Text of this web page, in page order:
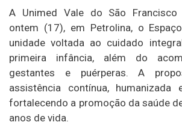
A Unimed Vale do São Francisco
ontem (17), em Petrolina, o
unidade voltada ao cuidado
primeira infância, além do
gestantes e puérperas. A
assistência contínua, humanizada
fortalecendo a promoção da saúde
anos de vida.